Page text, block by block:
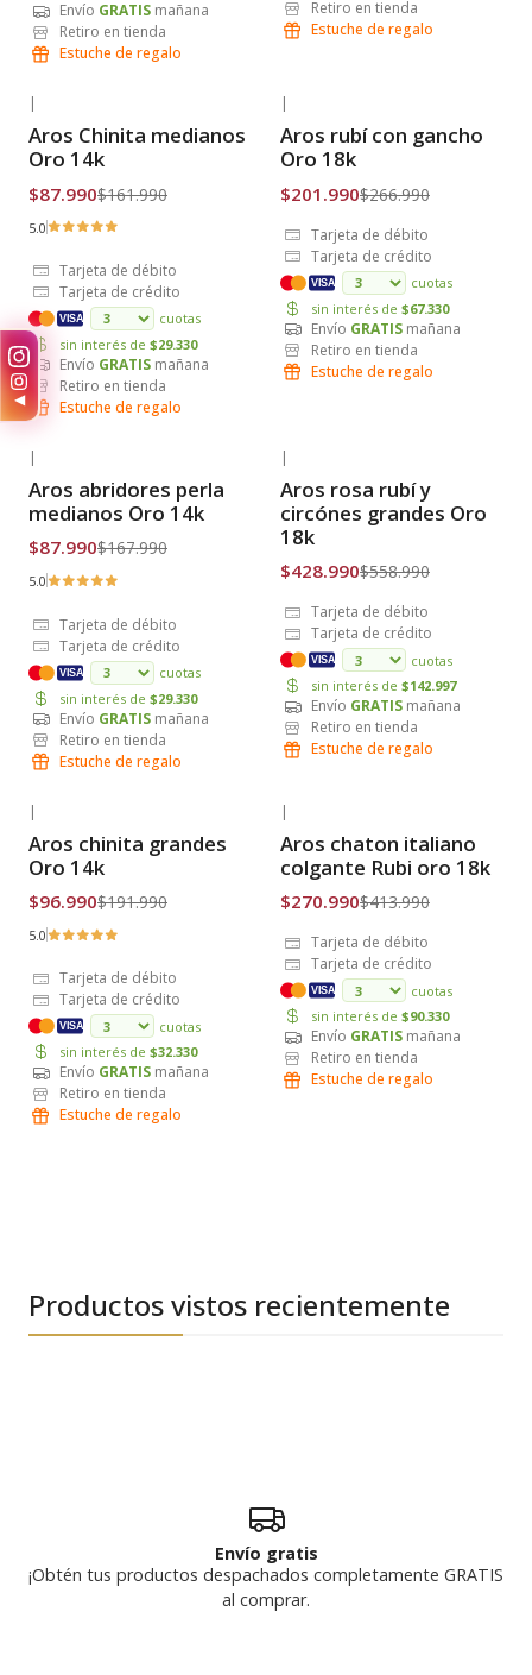
Envío GRATIS mañana
Retiro en tienda
Estuche de regalo
Retiro en tienda
Estuche de regalo
Envío Gratis
|
Aros Chinita medianos
Oro 14k
$87.990$161.990
5.0
Tarjeta de débito
Tarjeta de crédito
VISA
cuotas
sin interés de $29.330
Envío GRATIS mañana
Retiro en tienda
Estuche de regalo
Envío Gratis
|
Aros rubí con gancho
Oro 18k
$201.990$266.990
Tarjeta de débito
Tarjeta de crédito
VISA
cuotas
sin interés de $67.330
Envío GRATIS mañana
Retiro en tienda
Estuche de regalo
Envío Gratis
|
Aros abridores perla
medianos Oro 14k
$87.990$167.990
5.0
Tarjeta de débito
Tarjeta de crédito
VISA
cuotas
sin interés de $29.330
Envío GRATIS mañana
Retiro en tienda
Estuche de regalo
Envío Gratis
|
Aros rosa rubí y
circónes grandes Oro
18k
$428.990$558.990
Tarjeta de débito
Tarjeta de crédito
VISA
cuotas
sin interés de $142.997
Envío GRATIS mañana
Retiro en tienda
Estuche de regalo
Envío Gratis
|
Aros chinita grandes
Oro 14k
$96.990$191.990
5.0
Tarjeta de débito
Tarjeta de crédito
VISA
cuotas
sin interés de $32.330
Envío GRATIS mañana
Retiro en tienda
Estuche de regalo
Envío Gratis
|
Aros chaton italiano
colgante Rubi oro 18k
$270.990$413.990
Tarjeta de débito
Tarjeta de crédito
VISA
cuotas
sin interés de $90.330
Envío GRATIS mañana
Retiro en tienda
Estuche de regalo
Productos vistos recientemente
Envío gratis
¡Obtén tus productos despachados completamente GRATIS
al comprar.
◀